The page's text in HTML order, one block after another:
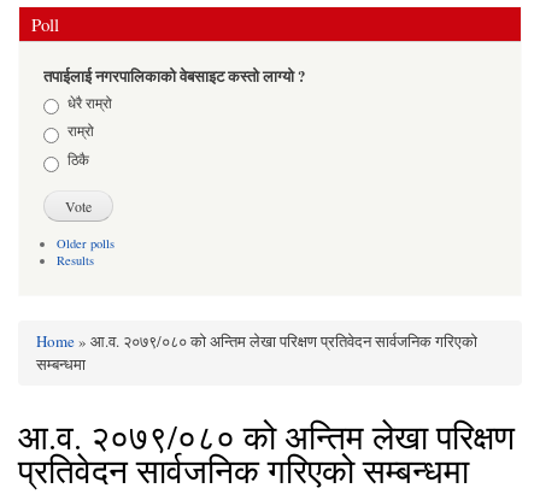
Poll
तपाईलाई नगरपालिकाको वेबसाइट कस्तो लाग्यो ?
Choicesधेरै राम्रो
राम्रो
ठिकै
Older polls
Results
You are here
Home» आ.व. २०७९/०८० को अन्तिम लेखा परिक्षण प्रतिवेदन सार्वजनिक गरिएको
सम्बन्धमा
आ.व. २०७९/०८० को अन्तिम लेखा परिक्षण
प्रतिवेदन सार्वजनिक गरिएको सम्बन्धमा